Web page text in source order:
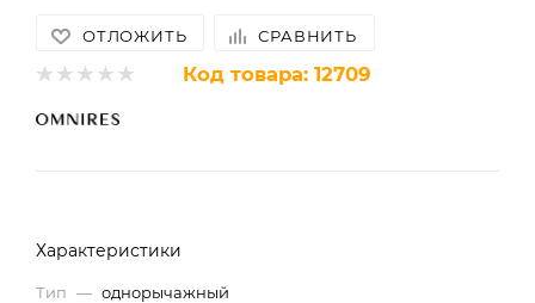
ОТЛОЖИТЬ СРАВНИТЬ
Код товара: 12709
Характеристики
Тип — однорычажный